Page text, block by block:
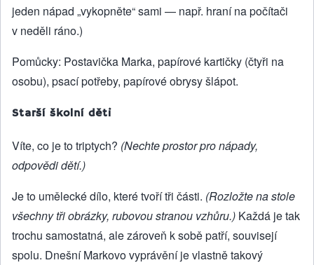
jeden nápad „vykopněte“ sami — např. hraní na počítači
v neděli ráno.)
Pomůcky: Postavička Marka, papírové kartičky (čtyři na
osobu), psací potřeby, papírové obrysy šlápot.
Starší školní děti
Víte, co je to triptych? (Nechte prostor pro nápady,
odpovědi dětí.)
Je to umělecké dílo, které tvoří tři části. (Rozložte na stole
všechny tři obrázky, rubovou stranou vzhůru.) Každá je tak
trochu samostatná, ale zároveň k sobě patří, souvisejí
spolu. Dnešní Markovo vyprávění je vlastně takový